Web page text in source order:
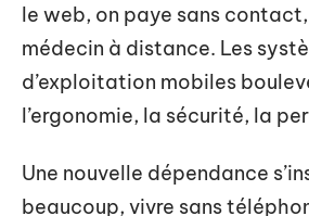
le web, on paye sans
médecin à distance. Les
d’exploitation mobiles
l’ergonomie, la sécurité, la
Une nouvelle dépendance
beaucoup, vivre sans